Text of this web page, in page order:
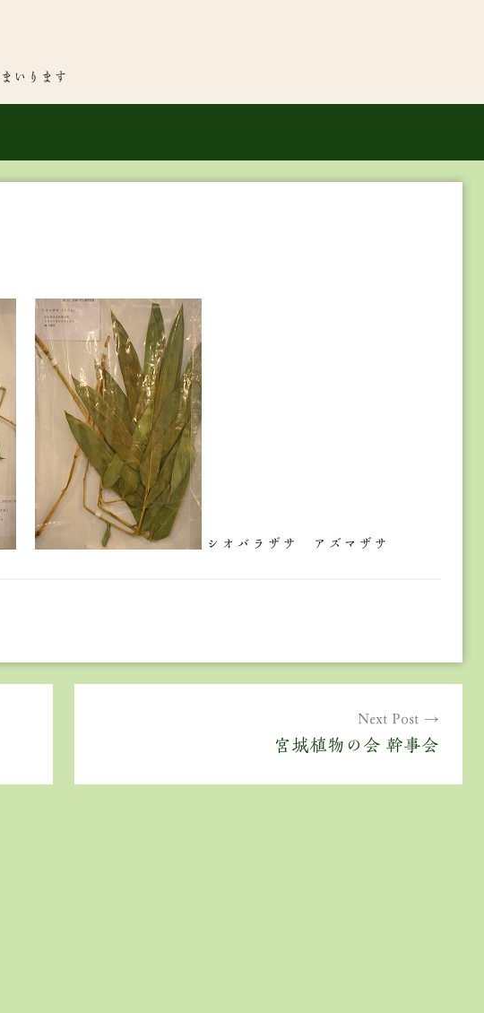
いります
シオバラザサ アズマザサ
Next Post
宮城植物の会 幹事会